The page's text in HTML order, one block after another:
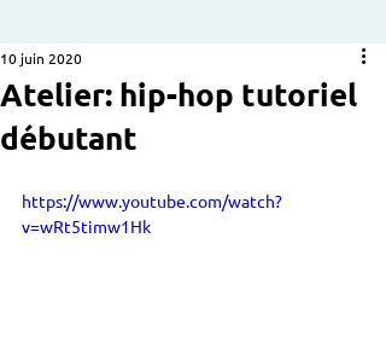
Atelier: hip-hop tutoriel
débutant
10 juin 2020
https://www.youtube.com/watch?
v=wRt5timw1Hk